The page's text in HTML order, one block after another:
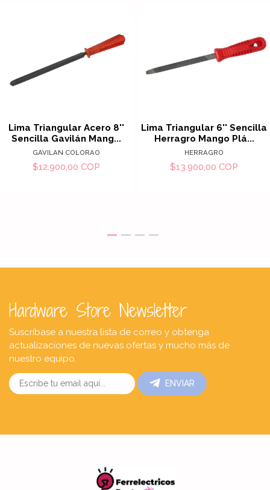
Lima Triangular Acero 8''
Sencilla Gavilán Mang...
GAVILAN COLORAO
$12.900,00 COP
Lima Triangular 6'' Sencilla
Herragro Mango Plá...
HERRAGRO
$13.900,00 COP
Hardware Store Newsletter
Suscríbase a nuestra lista de correo y obtenga
actualizaciones de nuevas ofertas y mucho más de
nuestro equipo.
ENVIAR